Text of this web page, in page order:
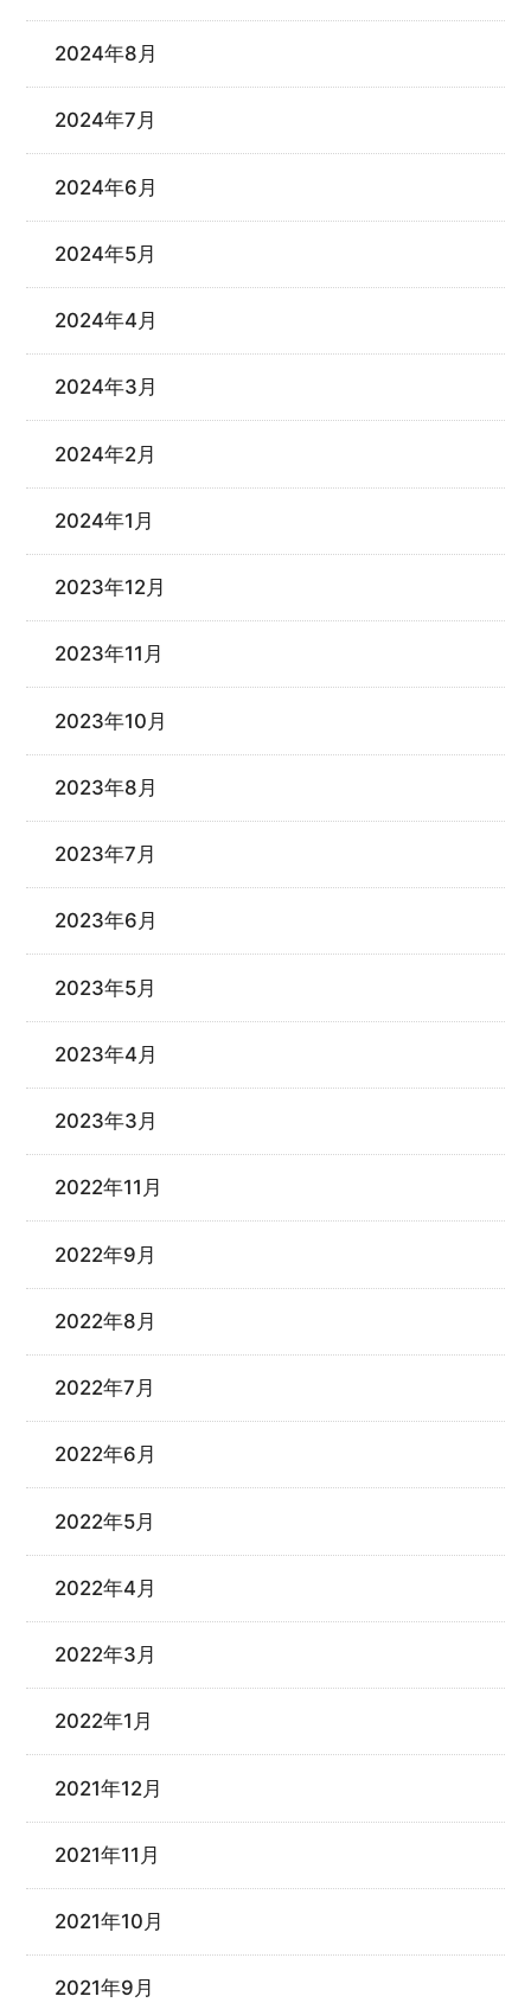
2024年8月
2024年7月
2024年6月
2024年5月
2024年4月
2024年3月
2024年2月
2024年1月
2023年12月
2023年11月
2023年10月
2023年8月
2023年7月
2023年6月
2023年5月
2023年4月
2023年3月
2022年11月
2022年9月
2022年8月
2022年7月
2022年6月
2022年5月
2022年4月
2022年3月
2022年1月
2021年12月
2021年11月
2021年10月
2021年9月